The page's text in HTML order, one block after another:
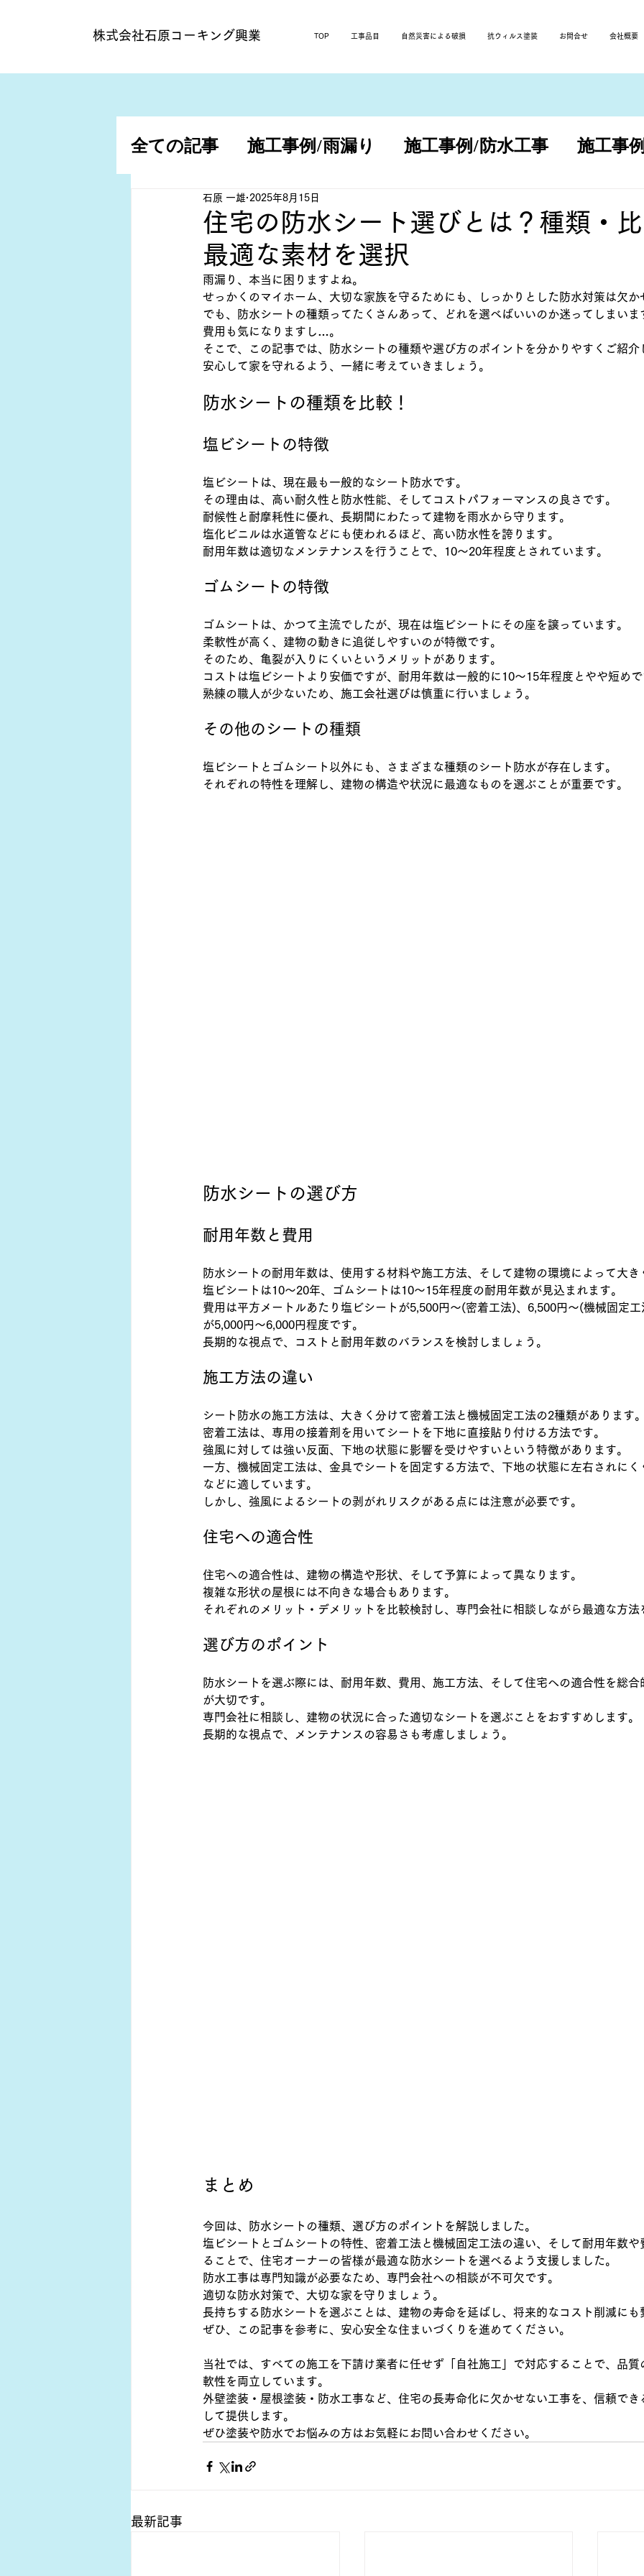
​株式会社石原コーキング興業 TOP 工事品目 自然災害による破損 抗ウィルス塗装 お問合せ 会社概要
全ての記事 施工事例/雨漏り 施工事例/防水工事 施工事
施工事例/アパート改修
住宅の防水シート選びとは？種類・
最適な素材を選択
石原 一雄 2025年8月15日
雨漏り、本当に困りますよね。
せっかくのマイホーム、大切な家族を守るためにも、しっかりとした防水対策は欠か
でも、防水シートの種類ってたくさんあって、どれを選べばいいのか迷ってしまいま
費用も気になりますし…。
そこで、この記事では、防水シートの種類や選び方のポイントを分かりやすくご紹介
安心して家を守れるよう、一緒に考えていきましょう。
防水シートの種類を比較！
塩ビシートの特徴
塩ビシートは、現在最も一般的なシート防水です。
その理由は、高い耐久性と防水性能、そしてコストパフォーマンスの良さです。
耐候性と耐摩耗性に優れ、長期間にわたって建物を雨水から守ります。
塩化ビニルは水道管などにも使われるほど、高い防水性を誇ります。
耐用年数は適切なメンテナンスを行うことで、10～20年程度とされています。
ゴムシートの特徴
ゴムシートは、かつて主流でしたが、現在は塩ビシートにその座を譲っています。
柔軟性が高く、建物の動きに追従しやすいのが特徴です。
そのため、亀裂が入りにくいというメリットがあります。
コストは塩ビシートより安価ですが、耐用年数は一般的に10～15年程度とやや短め
熟練の職人が少ないため、施工会社選びは慎重に行いましょう。
その他のシートの種類
塩ビシートとゴムシート以外にも、さまざまな種類のシート防水が存在します。
それぞれの特性を理解し、建物の構造や状況に最適なものを選ぶことが重要です。
防水シートの選び方
耐用年数と費用
防水シートの耐用年数は、使用する材料や施工方法、そして建物の環境によって大き
塩ビシートは10～20年、ゴムシートは10～15年程度の耐用年数が見込まれます。
費用は平方メートルあたり塩ビシートが5,500円～(密着工法)、6,500円～(機械固定
が5,000円～6,000円程度です。
長期的な視点で、コストと耐用年数のバランスを検討しましょう。
施工方法の違い
シート防水の施工方法は、大きく分けて密着工法と機械固定工法の2種類があります
密着工法は、専用の接着剤を用いてシートを下地に直接貼り付ける方法です。
強風に対しては強い反面、下地の状態に影響を受けやすいという特徴があります。
一方、機械固定工法は、金具でシートを固定する方法で、下地の状態に左右されにく
などに適しています。
しかし、強風によるシートの剥がれリスクがある点には注意が必要です。
住宅への適合性
住宅への適合性は、建物の構造や形状、そして予算によって異なります。
複雑な形状の屋根には不向きな場合もあります。
それぞれのメリット・デメリットを比較検討し、専門会社に相談しながら最適な方法
選び方のポイント
防水シートを選ぶ際には、耐用年数、費用、施工方法、そして住宅への適合性を総合
が大切です。
専門会社に相談し、建物の状況に合った適切なシートを選ぶことをおすすめします。
長期的な視点で、メンテナンスの容易さも考慮しましょう。
まとめ
今回は、防水シートの種類、選び方のポイントを解説しました。
塩ビシートとゴムシートの特性、密着工法と機械固定工法の違い、そして耐用年数や
ることで、住宅オーナーの皆様が最適な防水シートを選べるよう支援しました。
防水工事は専門知識が必要なため、専門会社への相談が不可欠です。
適切な防水対策で、大切な家を守りましょう。
長持ちする防水シートを選ぶことは、建物の寿命を延ばし、将来的なコスト削減にも
ぜひ、この記事を参考に、安心安全な住まいづくりを進めてください。
当社では、すべての施工を下請け業者に任せず「自社施工」で対応することで、品質
軟性を両立しています。
外壁塗装・屋根塗装・防水工事など、住宅の長寿命化に欠かせない工事を、信頼でき
して提供します。
ぜひ塗装や防水でお悩みの方はお気軽にお問い合わせください。
最新記事